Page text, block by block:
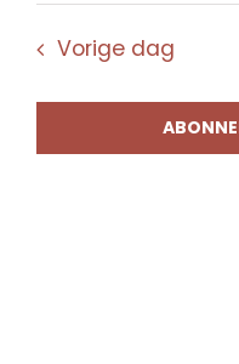
2025
datum.
Vorige dag